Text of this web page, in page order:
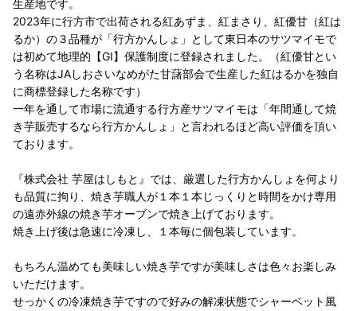
生産地です。
2023年に行方市で出荷される紅あずま、紅まさり、紅優甘（紅は
るか）の３品種が「行方かんしょ」として東日本のサツマイモで
は初めて地理的【GI】保護制度に登録されました。（紅優甘とい
う名称はJAしおさいなめがた甘藷部会で生産した紅はるかを独自
に商標登録した名称です）
一年を通して市場に流通する行方産サツマイモは「年間通して焼
き芋販売するなら行方かんしょ」と言われるほど高い評価を頂い
ております。
『株式会社 芋屋はしもと』では、厳選した行方かんしょを何より
も品質に拘り、焼き芋職人が１本１本じっくりと時間をかけ専用
の遠赤外線の焼き芋オーブンで焼き上げております。
焼き上げ後は急速に冷凍し、１本毎に個包装しています。
もちろん温めても美味しい焼き芋ですが美味しさは色々お楽しみ
いただけます。
せっかくの冷凍焼き芋ですので好みの解凍状態でシャーベット風